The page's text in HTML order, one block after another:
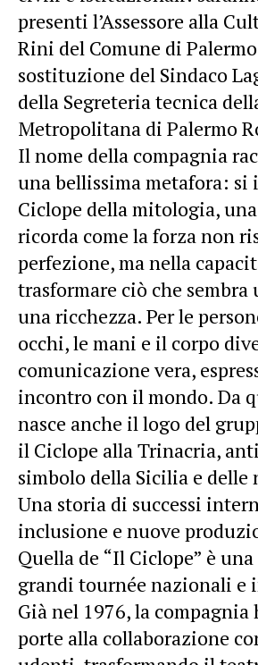
presenti l’Assessore alla
Rini del Comune di
sostituzione del Sindaco
della Segreteria tecnica
Metropolitana di Palermo
Il nome della compagnia
una bellissima metafora: si
Ciclope della mitologia,
ricorda come la forza non
perfezione, ma nella
trasformare ciò che
una ricchezza. Per le
occhi, le mani e il corpo
comunicazione vera,
incontro con il mondo. Da
nasce anche il logo del
il Ciclope alla Trinacria,
simbolo della Sicilia e delle
Una storia di successi
inclusione e nuove
Quella de “Il Ciclope” è
grandi tournée nazionali e
Già nel 1976, la compagnia
porte alla collaborazione